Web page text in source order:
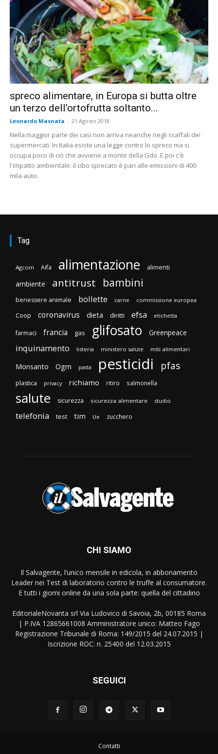
spreco alimentare, in Europa si butta oltre
un terzo dell’ortofrutta soltanto...
Leonardo Masnata - 21 Agosto 2018
Nella maggior parte dei casi non arriva neanche negli scaffali dei
supermercati. In Italia esiste una legge contro lo spreco ma si
occupa poco di ciò che avviene a monte della Gdo. E poi c'è
l'impatto ambientale: il cibo sprecato è pari alle emissioni di 400
mila auto.
Tag
Agcom Aifa alimentazione alimenti
ambiente antitrust bambini
benessere animale bollette carne commissione europea
Coop coronavirus dieta diritti efsa etichetta
farmaci francia gas glifosato Greenpeace
inquinamento listeria ministero salute miti alimentari
Monsanto Ogm pasta pesticidi pfas
plastica privacy richiamo ritiro salmonella
salute sicurezza sicurezza alimentare studio
telefonia test tim Ue zucchero
CHI SIAMO
Il Salvagente, l’unico mensile in edicola, in abbonamento
Leader nei Test di laboratorio contro le truffe al consumatore.
E tutti i giorni online da una sola parte: quella del cittadino
EditorialeNovanta srl Via Ludovico di Savoia, 2b, 00185 Roma
| P.IVA 12865661008 Amministratore unico: Matteo Fago
Registrazione Tribunale di Roma: 149/2015 del 24.07.2015 |
Iscrizione ROC: n. 25400 del 12.03.2015
SEGUICI
Contatti